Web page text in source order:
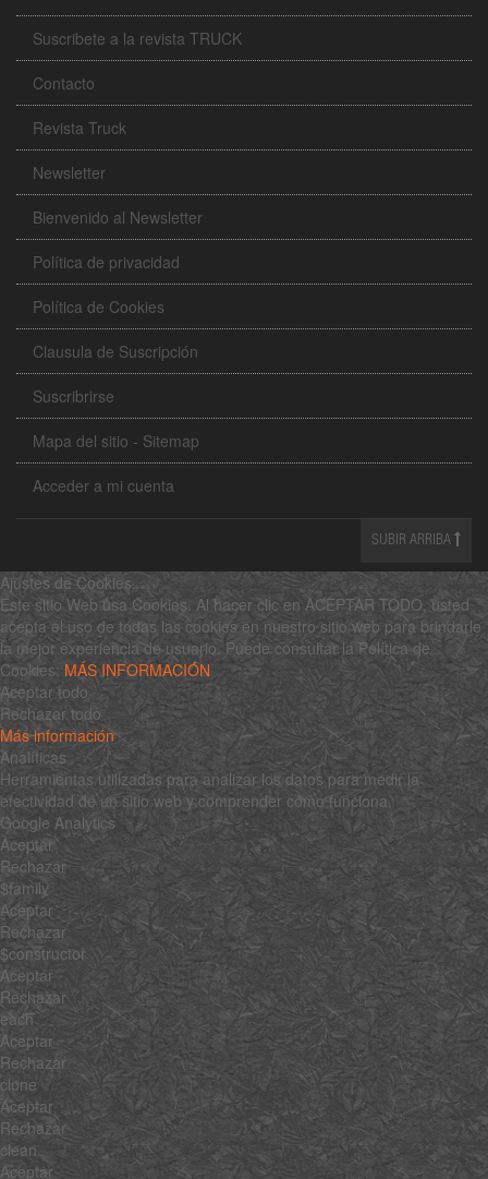
Suscribete a la revista TRUCK
Contacto
Revista Truck
Newsletter
Bienvenido al Newsletter
Política de privacidad
Política de Cookies
Clausula de Suscripción
Suscribrirse
Mapa del sitio - Sitemap
Acceder a mi cuenta
SUBIR ARRIBA
Ajustes de Cookies
Este sitio Web usa Cookies. Al hacer clic en ACEPTAR TODO, usted
acepta el uso de todas las cookies en nuestro sitio web para brindarle
la mejor experiencia de usuario. Puede consultar la Política de
Cookies: MÁS INFORMACIÓN
Aceptar todo
Rechazar todo
Más información
Analíticas
Herramientas utilizadas para analizar los datos para medir la
efectividad de un sitio web y comprender cómo funciona.
Google Analytics
Aceptar
Rechazar
$family
Aceptar
Rechazar
$constructor
Aceptar
Rechazar
each
Aceptar
Rechazar
clone
Aceptar
Rechazar
clean
Aceptar